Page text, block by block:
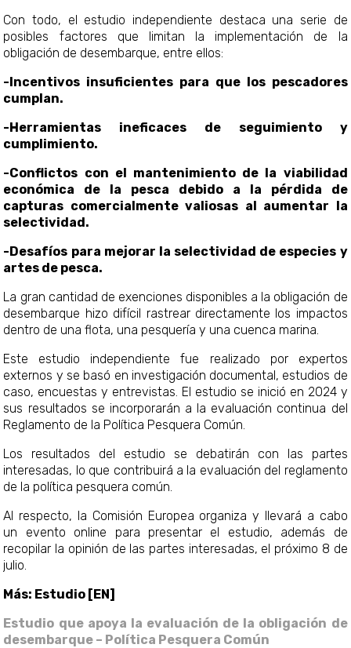
Con todo, el estudio independiente destaca una serie de
posibles factores que limitan la implementación de la
obligación de desembarque, entre ellos:
-Incentivos insuficientes para que los pescadores
cumplan.
-Herramientas ineficaces de seguimiento y
cumplimiento.
-Conflictos con el mantenimiento de la viabilidad
económica de la pesca debido a la pérdida de
capturas comercialmente valiosas al aumentar la
selectividad.
-Desafíos para mejorar la selectividad de especies y
artes de pesca.
La gran cantidad de exenciones disponibles a la obligación de
desembarque hizo difícil rastrear directamente los impactos
dentro de una flota, una pesquería y una cuenca marina.
Este estudio independiente fue realizado por expertos
externos y se basó en investigación documental, estudios de
caso, encuestas y entrevistas. El estudio se inició en 2024 y
sus resultados se incorporarán a la evaluación continua del
Reglamento de la Política Pesquera Común.
Los resultados del estudio se debatirán con las partes
interesadas, lo que contribuirá a la evaluación del reglamento
de la política pesquera común.
Al respecto, la Comisión Europea organiza y llevará a cabo
un evento online para presentar el estudio, además de
recopilar la opinión de las partes interesadas, el próximo 8 de
julio.
Más: Estudio [EN]
Estudio que apoya la evaluación de la obligación de
desembarque – Política Pesquera Común